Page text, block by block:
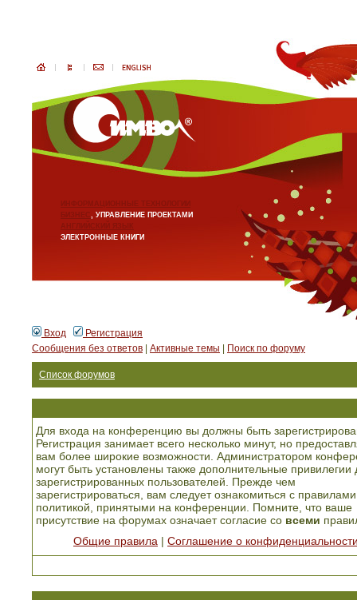
ИНФОРМАЦИОННЫЕ ТЕХНОЛОГИИ
БИЗНЕС, УПРАВЛЕНИЕ ПРОЕКТАМИ
АНГЛИЙСКИЙ ЯЗЫК
ЭЛЕКТРОННЫЕ КНИГИ
Вход
Регистрация
Сообщения без ответов
Активные темы Поиск по форуму
Список форумов
Для входа на конференцию вы должны быть
Регистрация занимает всего несколько минут, но
вам более широкие возможности. Администратором
могут быть установлены также дополнительные привилегии
зарегистрированных пользователей. Прежде чем
зарегистрироваться, вам следует ознакомиться с
политикой, принятыми на конференции. Помните, что ваше
присутствие на форумах означает согласие со всеми
Общие правила
Соглашение о